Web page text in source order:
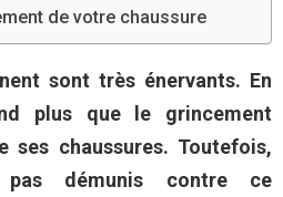
de votre chaussure
sont très énervants. En
plus que le grincement
ses chaussures. Toutefois,
démunis contre ce